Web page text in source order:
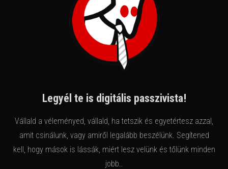
Legyél te is digitális passzivista!
Vállald a véleményed, vállald, ha tetszik és egyetértesz azzal,
amit csinálunk, vagy amiről legalább beszélünk. Segítened
kell, hogy mások is lássák, miért lesz velünk és tőlünk minden
jobb..